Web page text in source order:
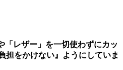
「レザー」を一切使わずにカッ
担をかけない』ようにしていま